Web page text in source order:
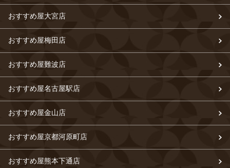
おすすめ屋大宮店
おすすめ屋梅田店
おすすめ屋難波店
おすすめ屋名古屋駅店
おすすめ屋金山店
おすすめ屋京都河原町店
おすすめ屋熊本下通店